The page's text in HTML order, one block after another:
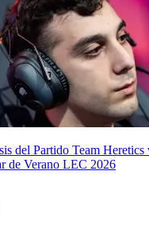
del Partido Team Heretics
de Verano LEC 2026